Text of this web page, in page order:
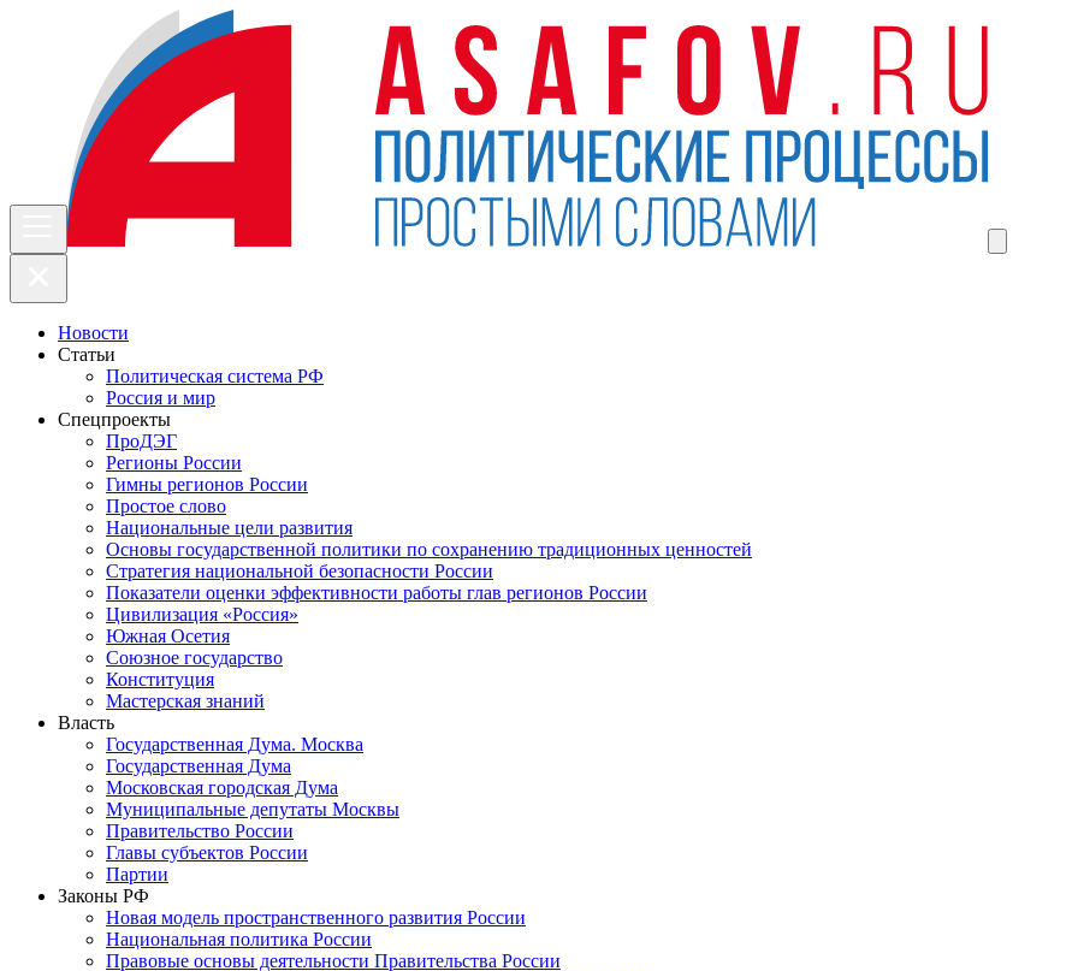
Новости
Статьи
Политическая система РФ
Россия и мир
Спецпроекты
ПроДЭГ
Регионы России
Гимны регионов России
Простое слово
Национальные цели развития
Основы государственной политики по сохранению традиционных ценностей
Стратегия национальной безопасности России
Показатели оценки эффективности работы глав регионов России
Цивилизация «Россия»
Южная Осетия
Союзное государство
Конституция
Мастерская знаний
Власть
Государственная Дума. Москва
Государственная Дума
Московская городская Дума
Муниципальные депутаты Москвы
Правительство России
Главы субъектов России
Партии
Законы РФ
Новая модель пространственного развития России
Национальная политика России
Правовые основы деятельности Правительства России